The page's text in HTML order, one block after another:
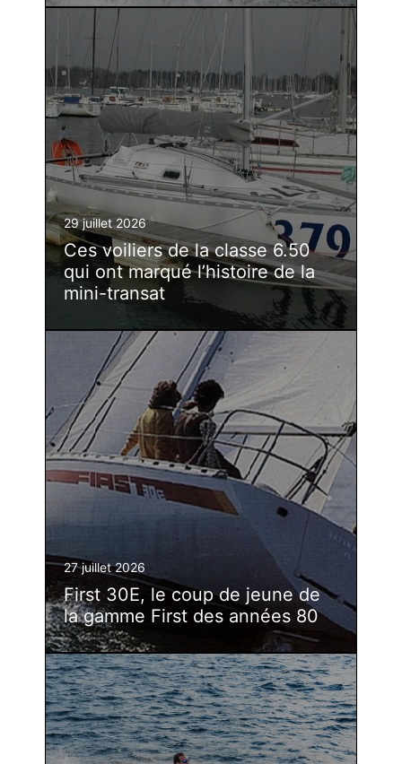
29 juillet 2026
Ces voiliers de la classe 6.50
qui ont marqué l’histoire de la
mini-transat
27 juillet 2026
First 30E, le coup de jeune de
la gamme First des années 80